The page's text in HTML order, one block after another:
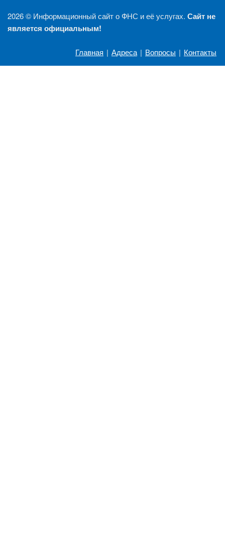
2026 © Информационный сайт о ФНС и её услугах. Сайт не
является официальным!
Главная | Адреса | Вопросы | Контакты